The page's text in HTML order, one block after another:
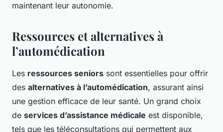
maintenant leur autonomie.
Ressources et alternatives à
l’automédication
Les ressources seniors sont essentielles pour offrir
des alternatives à l’automédication, assurant ainsi
une gestion efficace de leur santé. Un grand choix
de services d’assistance médicale est disponible,
tels que les téléconsultations qui permettent aux